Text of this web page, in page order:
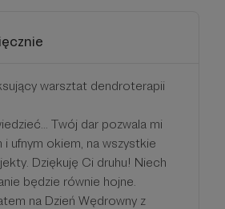
warsztat dendroterapii
Twój dar pozwala mi
i ufnym okiem, na wszystkie
Dziękuję Ci druhu! Niech
będzie równie hojne.
na Dzień Wędrowny z